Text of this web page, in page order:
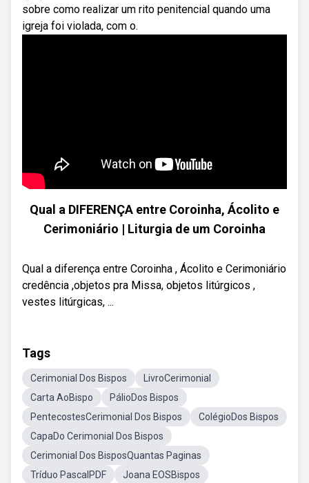
sobre como realizar um rito penitencial quando uma
igreja foi violada, com o.
Qual a DIFERENÇA entre Coroinha, Ácolito e
Cerimoniário | Liturgia de um Coroinha
Qual a diferença entre Coroinha , Ácolito e Cerimoniário
credência ,objetos pra Missa, objetos litúrgicos ,
vestes litúrgicas, ...
Tags
Cerimonial Dos Bispos
LivroCerimonial
Carta AoBispo
PálioDos Bispos
PentecostesCerimonial Dos Bispos
ColégioDos Bispos
CapaDo Cerimonial Dos Bispos
Cerimonial Dos BisposQuantas Paginas
Tríduo PascalPDF
Joana EOSBispos